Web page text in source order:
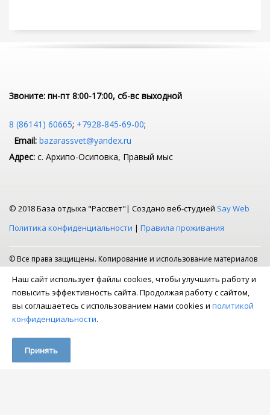
Звоните: пн-пт 8:00-17:00, сб-вс выходной
8 (86141) 60665; +7928-845-69-00;
Email: bazarassvet@yandex.ru
Адрес: с. Архипо-Осиповка, Правый мыс
© 2018 База отдыха "Рассвет"| Создано веб-студией Say Web
Политика конфиденциальности | Правила проживания
© Все права защищены. Копирование и использование материалов
Если вы рискнули скопировать или использовать наши материалы,
ждите досудебную претензию на email. Наши материалы защищены
законом РФ об авторском праве.
Наш сайт использует файлы cookies, чтобы улучшить работу и
повысить эффективность сайта. Продолжая работу с сайтом,
вы соглашаетесь с использованием нами cookies и политикой
конфиденциальности.
Принять